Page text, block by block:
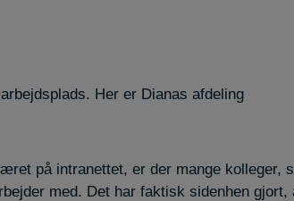
Her er Dianas afdeling
på intranettet, er der mange kolleger,
med. Det har faktisk sidenhen gjort,